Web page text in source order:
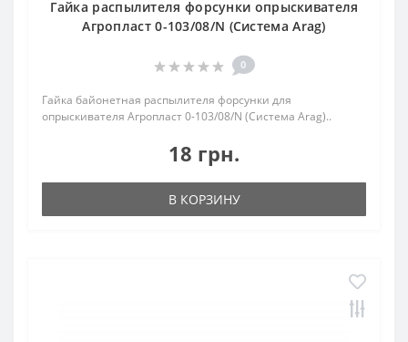
Гайка распылителя форсунки опрыскивателя
Агропласт 0-103/08/N (Система Arag)
0
Гайка байонетная распылителя форсунки для
опрыскивателя Агропласт 0-103/08/N (Система Arag)..
18 грн.
В КОРЗИНУ